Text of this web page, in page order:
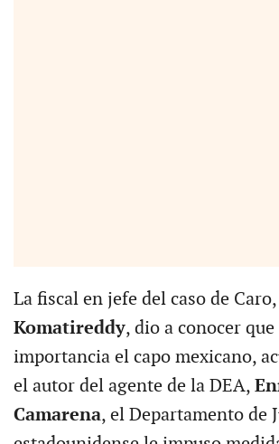
La fiscal en jefe del caso de Caro,
Komatireddy, dio a conocer
importancia el capo mexicano,
el autor del agente de la DEA,
Camarena, el Departamento de